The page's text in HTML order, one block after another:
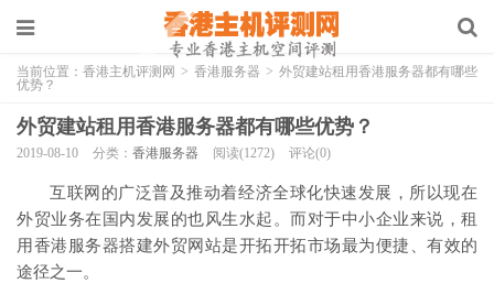
当前位置： 香港主机评测网 > 香港服务器 > 外贸建站租用香港服务器都有哪些
优势？
外贸建站租用香港服务器都有哪些优势？
2019-08-10 分类： 香港服务器 阅读(1272) 评论(0)
互联网的广泛普及推动着经济全球化快速发展，所以现在
外贸业务在国内发展的也风生水起。而对于中小企业来说，租
用香港服务器搭建外贸网站是开拓开拓市场最为便捷、有效的
途径之一。